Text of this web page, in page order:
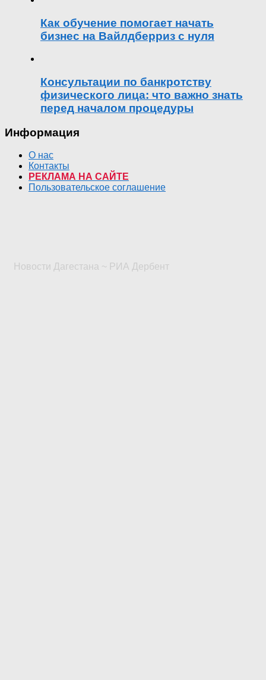
Как обучение помогает начать
бизнес на Вайлдберриз с нуля
Консультации по банкротству
физического лица: что важно знать
перед началом процедуры
Информация
О нас
Контакты
РЕКЛАМА НА САЙТЕ
Пользовательское соглашение
Новости Дагестана ~ РИА Дербент